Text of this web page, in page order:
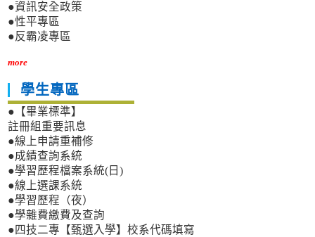
●資訊安全政策
●性平專區
●反霸凌專區
more
學生專區
●【畢業標準】
註冊組重要訊息
●線上申請重補修
●成績查詢系統
●學習歷程檔案系統(日)
●線上選課系統
●學習歷程（夜）
●學雜費繳費及查詢
●四技二專【甄選入學】校系代碼填寫